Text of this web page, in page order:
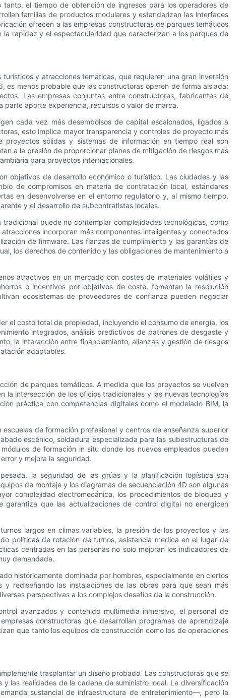
el tiempo de obtención de ingresos para los operadores de
familias de productos modulares y estandarizan las interfaces
ofrecen a las empresas constructoras de parques temáticos
rapidez y el espectacularidad que caracterizan a los parques de
y atracciones temáticas, que requieren una gran inversión
es menos probable que las constructoras operen de forma aislada;
Las empresas conjuntas entre constructores, fabricantes de
aporte experiencia, recursos o valor de marca.
cada vez más desembolsos de capital escalonados, ligados a
esto implica mayor transparencia y controles de proyecto más
sólidas y sistemas de información en tiempo real son
a la presión de proporcionar planes de mitigación de riesgos más
para proyectos internacionales.
objetivos de desarrollo económico o turístico. Las ciudades y las
de compromisos en materia de contratación local, estándares
en desenvolverse en el entorno regulatorio y, al mismo tiempo,
y el desarrollo de subcontratistas locales.
puede no contemplar complejidades tecnológicas, como
incorporan más componentes inteligentes y conectados
de firmware. Las fianzas de cumplimiento y las garantías de
los derechos de contenido y las obligaciones de mantenimiento a
atractivos en un mercado con costes de materiales volátiles y
o incentivos por objetivos de coste, fomentan la resolución
ecosistemas de proveedores de confianza pueden negociar
el costo total de propiedad, incluyendo el consumo de energía, los
integrados, análisis predictivos de patrones de desgaste y
la interacción entre financiamiento, alianzas y gestión de riesgos
adaptables.
de parques temáticos. A medida que los proyectos se vuelven
la intersección de los oficios tradicionales y las nuevas tecnologías
práctica con competencias digitales como el modelado BIM, la
de formación profesional y centros de enseñanza superior
escénico, soldadura especializada para las subestructuras de
de formación in situ donde los nuevos empleados pueden
y mejora la seguridad.
la seguridad de las grúas y la planificación logística son
de montaje y los diagramas de secuenciación 4D son algunas
complejidad electromecánica, los procedimientos de bloqueo y
que las actualizaciones de control digital no energicen
largos en climas variables, la presión de los proyectos y las
políticas de rotación de turnos, asistencia médica en el lugar de
centradas en las personas no solo mejoran los indicadores de
demandada.
históricamente dominada por hombres, especialmente en ciertos
rediseñando las instalaciones de las obras para que sean más
perspectivas a los complejos desafíos de la construcción.
avanzados y contenido multimedia inmersivo, el personal de
constructoras que desarrollan programas de aprendizaje
que tanto los equipos de construcción como los de operaciones
trasplantar un diseño probado. Las constructoras que se
las realidades de la cadena de suministro local. La diversificación
sustancial de infraestructura de entretenimiento—, pero la